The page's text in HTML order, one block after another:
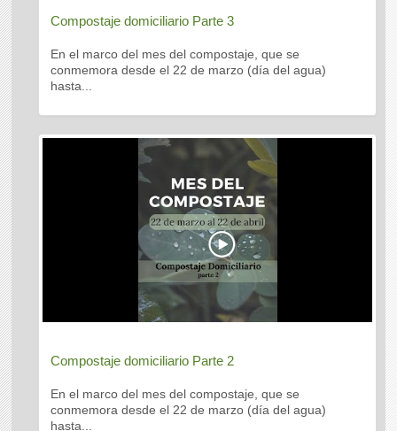
Compostaje domiciliario Parte 3
En el marco del mes del compostaje, que se
conmemora desde el 22 de marzo (día del agua)
hasta...
Compostaje domiciliario Parte 2
En el marco del mes del compostaje, que se
conmemora desde el 22 de marzo (día del agua)
hasta...